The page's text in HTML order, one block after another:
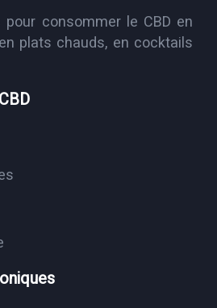
consommer le CBD en
plats chauds, en cocktails